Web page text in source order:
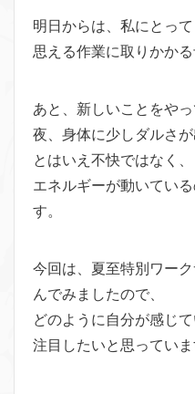
明日からは、私にとっ
思える作業に取りかかる
あと、新しいことをや
夜、身体に少しダルさが
とはいえ不快ではなく、
エネルギーが動いてい
す。
今回は、夏至特別ワー
んでみましたので、
どのように自分が感じ
注目したいと思っていま